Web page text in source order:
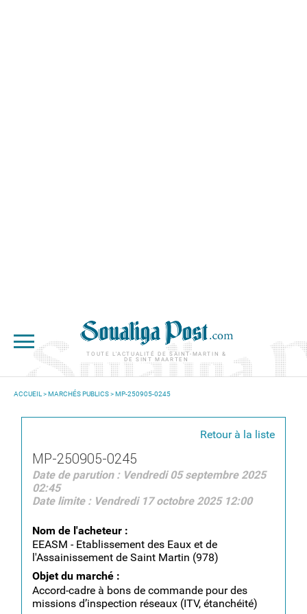
TOUTE L'ACTUALITÉ DE SAINT-MARTIN &
DE SINT MAARTEN
ACCUEIL >MARCHÉS PUBLICS> MP-250905-0245
Retour à la liste
MP-250905-0245
Date de parution : Vendredi 05 septembre 2025
02:45
Date limite : Vendredi 17 octobre 2025 12:00
Nom de l'acheteur :
EEASM - Etablissement des Eaux et de
l'Assainissement de Saint Martin (978)
Objet du marché :
Accord-cadre à bons de commande pour des
missions d’inspection réseaux (ITV, étanchéité)